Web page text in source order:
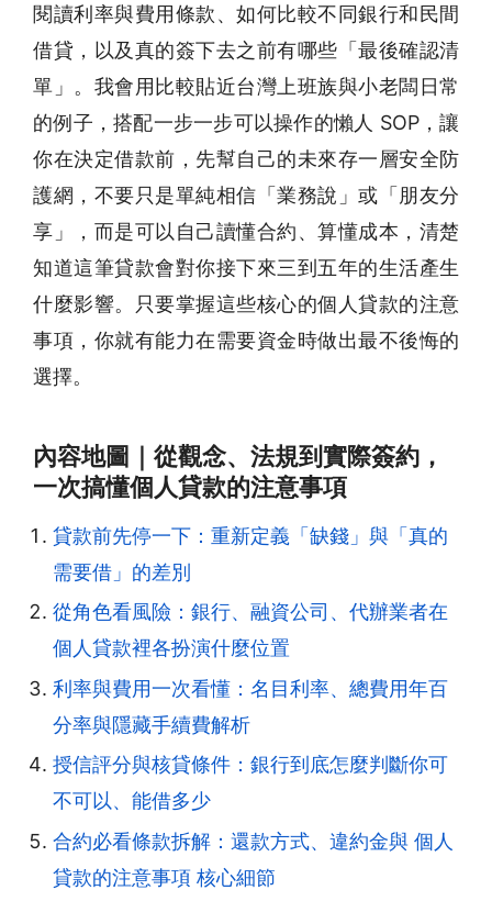
閱讀利率與費用條款、如何比較不同銀行和民間
借貸，以及真的簽下去之前有哪些「最後確認清
單」。我會用比較貼近台灣上班族與小老闆日常
的例子，搭配一步一步可以操作的懶人 SOP，讓
你在決定借款前，先幫自己的未來存一層安全防
護網，不要只是單純相信「業務說」或「朋友分
享」，而是可以自己讀懂合約、算懂成本，清楚
知道這筆貸款會對你接下來三到五年的生活產生
什麼影響。只要掌握這些核心的個人貸款的注意
事項，你就有能力在需要資金時做出最不後悔的
選擇。
內容地圖｜從觀念、法規到實際簽約，
一次搞懂個人貸款的注意事項
貸款前先停一下：重新定義「缺錢」與「真的
需要借」的差別
從角色看風險：銀行、融資公司、代辦業者在
個人貸款裡各扮演什麼位置
利率與費用一次看懂：名目利率、總費用年百
分率與隱藏手續費解析
授信評分與核貸條件：銀行到底怎麼判斷你可
不可以、能借多少
合約必看條款拆解：還款方式、違約金與 個人
貸款的注意事項 核心細節